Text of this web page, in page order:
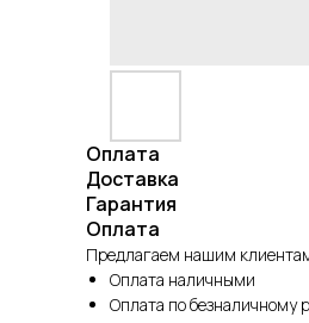
Оплата
Доставка
Гарантия
Оплата
Предлагаем нашим
Оплата наличными
Оплата по безналичному